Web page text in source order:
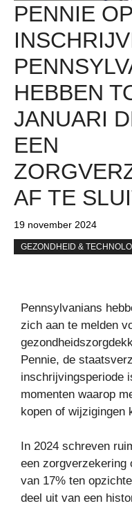
PENNIE
HEBBEN
JANUARI
EEN ​​
AF TE
19 november 2024
GEZONDHEID &
Pennsylvanians
zich aan te melden
Pennie, de
inschrijvingsperiode
momenten waarop
kopen of wijzigingen
In 2024 schreven
een zorgverzekering
van 17% ten
deel uit van een